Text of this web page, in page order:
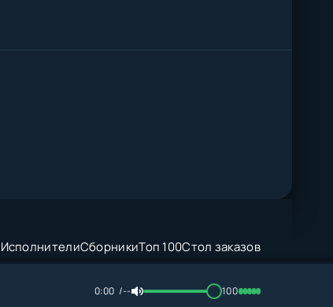
ИсполнителиСборникиТоп 100Стол заказов
0:00 -- 100